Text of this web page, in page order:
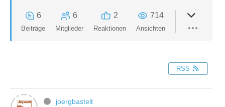
6
Beiträge
6
Mitglieder
2
Reaktionen
714
Ansichten
RSS
joergbastelt